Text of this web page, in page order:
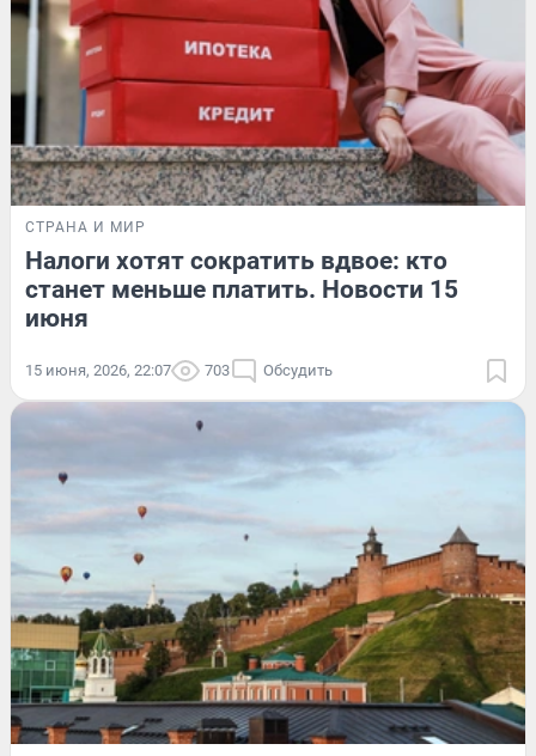
СТРАНА И МИР
Налоги хотят сократить вдвое: кто
станет меньше платить. Новости 15
июня
15 июня, 2026, 22:07 703 Обсудить